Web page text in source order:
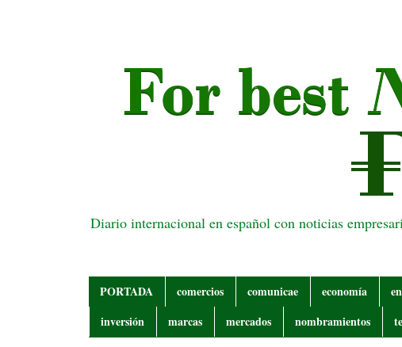
Diario internacional en español con noticias
PORTADA comercios comunicae economía
inversión
marcas mercados nombramientos